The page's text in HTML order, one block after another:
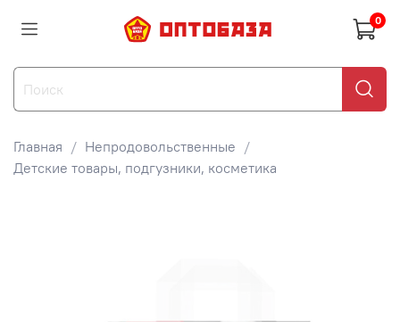
0
Главная
Непродовольственные
Детские товары, подгузники, косметика